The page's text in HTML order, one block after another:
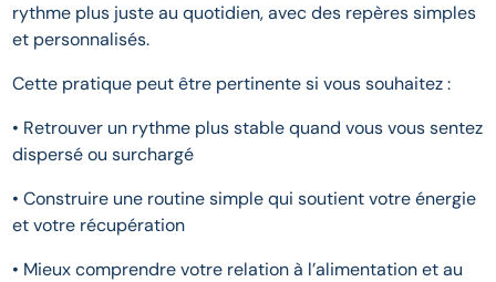
rythme plus juste au quotidien, avec des repères simples
et personnalisés.
Cette pratique peut être pertinente si vous souhaitez :
• Retrouver un rythme plus stable quand vous vous sentez
dispersé ou surchargé
• Construire une routine simple qui soutient votre énergie
et votre récupération
• Mieux comprendre votre relation à l’alimentation et au